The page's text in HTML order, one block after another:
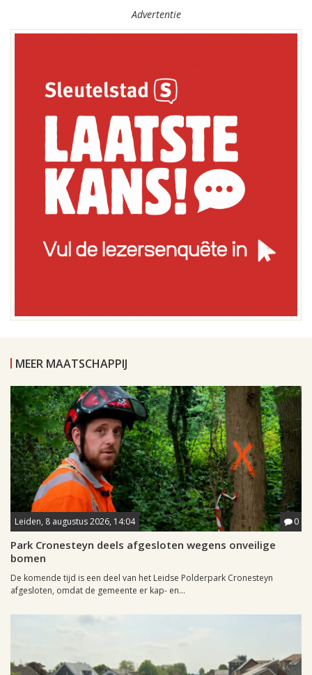
Advertentie
MEER MAATSCHAPPIJ
Leiden, 8 augustus 2026, 14:04 0
Park Cronesteyn deels afgesloten wegens onveilige
bomen
De komende tijd is een deel van het Leidse Polderpark Cronesteyn
afgesloten, omdat de gemeente er kap- en...